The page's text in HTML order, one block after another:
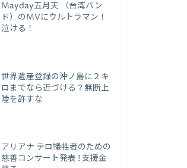
Mayday五月天 （台湾バン
ド）のMVにウルトラマン！
泣ける！
世界遺産登録の沖ノ島に２キ
ロまでなら近づける？無断上
陸を許すな
アリアナ テロ犠牲者のための
慈善コンサート発表 ! 支援金